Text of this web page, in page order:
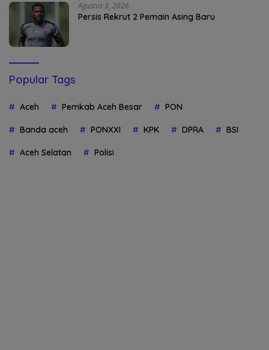
Agustus 3, 2026
Persis Rekrut 2 Pemain Asing Baru
Popular Tags
Aceh Pemkab Aceh Besar PON
Banda aceh PONXXI KPK DPRA BSI
Aceh Selatan Polisi